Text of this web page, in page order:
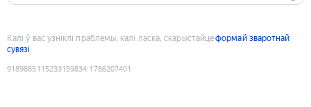
Калі ў вас узніклі праблемы, калі ласка, скарыстайцеформай зваротнай
сувязі
9189885115233159834:1786207401